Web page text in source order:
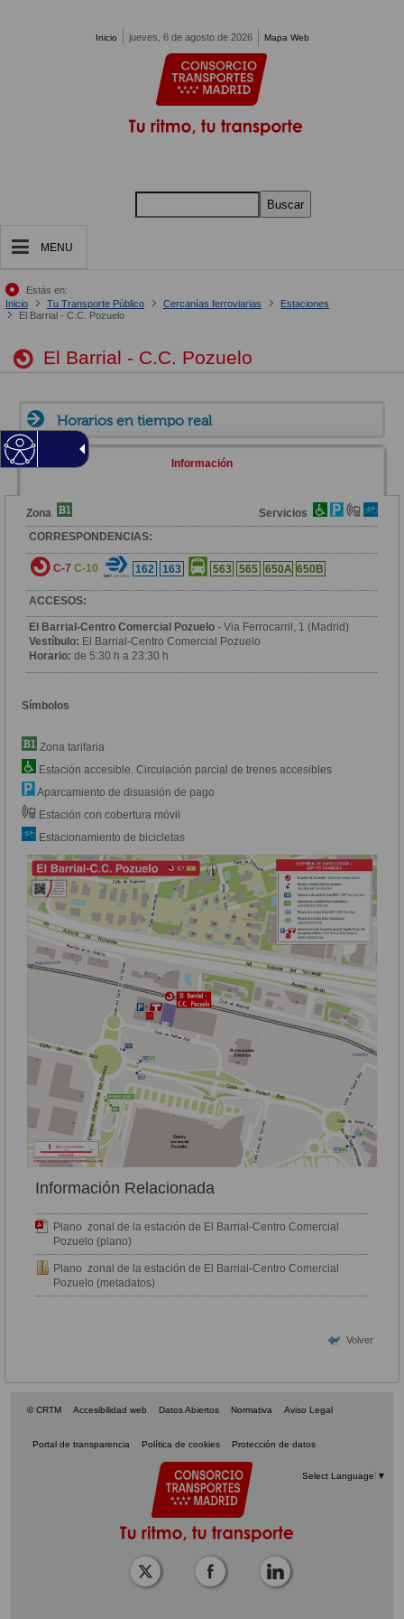
Inicio jueves, 6 de agosto de 2026 Mapa Web
Buscar
MENU
Estás en:
Inicio
Tu Transporte Público Cercanías ferroviarias
Estaciones
El Barrial - C.C. Pozuelo
El Barrial - C.C. Pozuelo
Horarios en tiempo real
Información
Zona
Servicios
CORRESPONDENCIAS:
C-7 C-10 162 163 563 565 650A 650B
ACCESOS:
El Barrial-Centro Comercial Pozuelo - Via Ferrocarril, 1 (Madrid)
Vestíbulo: El Barrial-Centro Comercial Pozuelo
Horario: de 5:30 h a 23:30 h
Símbolos
Zona tarifaria
Estación accesible. Circulación parcial de trenes accesibles
Aparcamiento de disuasión de pago
Estación con cobertura móvil
Estacionamiento de bicicletas
Información Relacionada
Plano zonal de la estación de El Barrial-Centro Comercial
Pozuelo (plano)
Plano zonal de la estación de El Barrial-Centro Comercial
Pozuelo (metadatos)
Volver
© CRTM Accesibilidad web Datos Abiertos Normativa Aviso Legal
Portal de transparencia Política de cookies Protección de datos
Select Language ▼